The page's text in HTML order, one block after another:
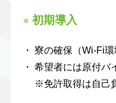
● 初期導入
・ 寮の確保（Wi-Fi環
・ 希望者には原付バ
※免許取得は自己